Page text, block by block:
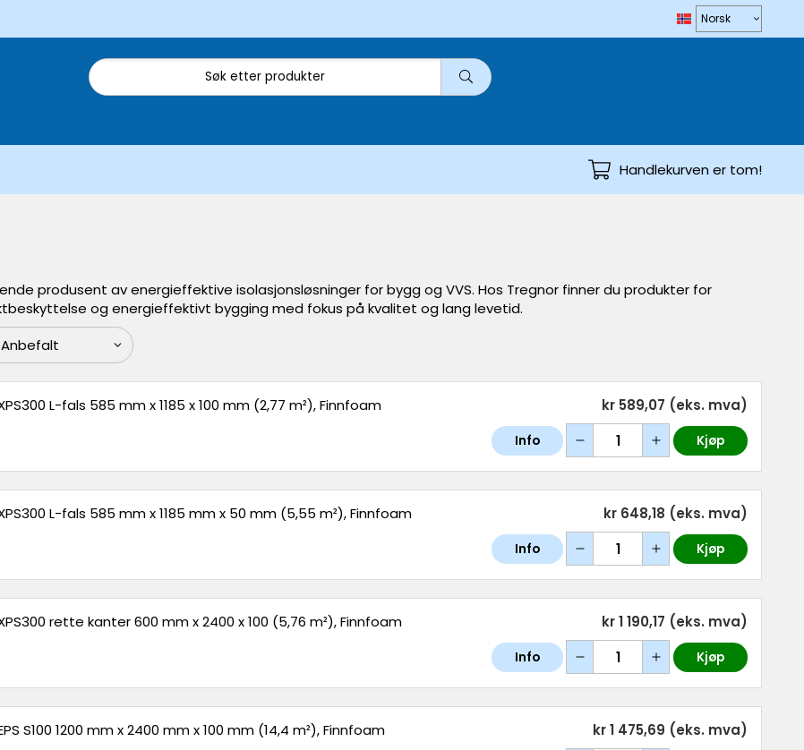
Handlekurven er tom!
produsent av energieffektive isolasjonsløsninger for bygg og VVS. Hos Tregnor finner du produkter for
og energieffektivt bygging med fokus på kvalitet og lang levetid.
L-fals 585 mm x 1185 x 100 mm (2,77 m²), Finnfoam kr 589,07 (eks. mva)
Info Kjøp
L-fals 585 mm x 1185 mm x 50 mm (5,55 m²), Finnfoam kr 648,18 (eks. mva)
Info Kjøp
rette kanter 600 mm x 2400 x 100 (5,76 m²), Finnfoam kr 1 190,17 (eks. mva)
Info Kjøp
S100 1200 mm x 2400 mm x 100 mm (14,4 m²), Finnfoam kr 1 475,69 (eks. mva)